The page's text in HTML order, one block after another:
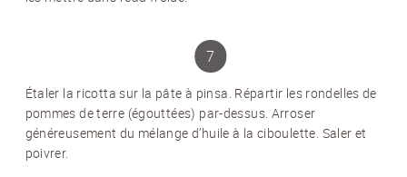
Étaler la ricotta sur la pâte à pinsa. Répartir les rondelles de
pommes de terre (égouttées) par-dessus. Arroser
généreusement du mélange d’huile à la ciboulette. Saler et
poivrer.
EMAIL*